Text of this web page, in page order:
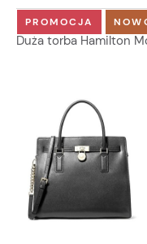
Duża torba Hamilton
PROMOCJA